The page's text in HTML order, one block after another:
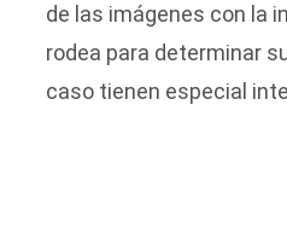
de las imágenes con la
rodea para determinar
caso tienen especial